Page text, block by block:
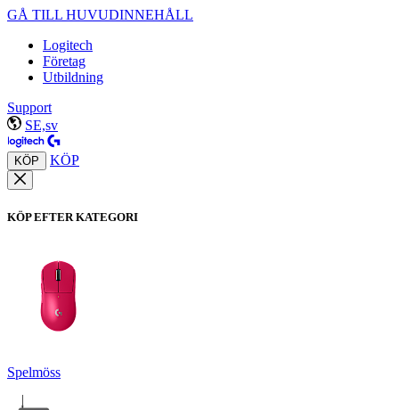
GÅ TILL HUVUDINNEHÅLL
Logitech
Företag
Utbildning
Support
SE,sv
KÖP KÖP
KÖP EFTER KATEGORI
Spelmöss